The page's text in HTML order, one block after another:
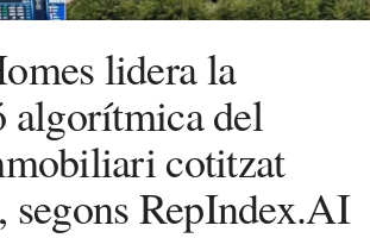
lidera la
algorítmica del
cotitzat
segons RepIndex.AI